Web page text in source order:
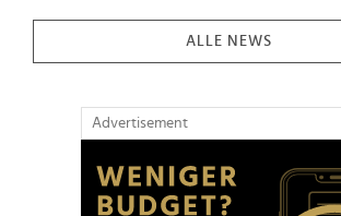
ALLE NEWS
Advertisement